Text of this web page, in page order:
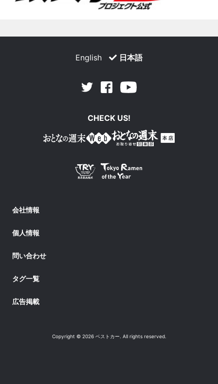
English 日本語
Twitter Facebook
CHECK US!
会社情報
個人情報
問い合わせ
タグ一覧
広告掲載
Copyright © 2026 ベストカー. All rights reserved.